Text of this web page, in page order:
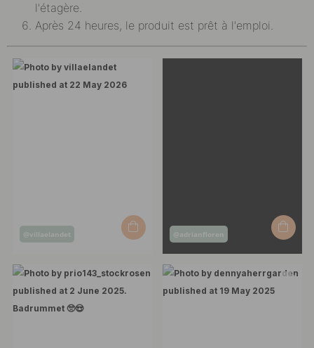
l'étagère.
Après 24 heures, le produit est prêt à l'emploi.
Post
by
@villaelandet
Post
published
by
@adrianfloren